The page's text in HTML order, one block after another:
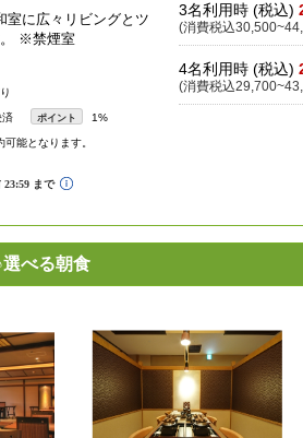
室に広々リビングとツ
。 ※禁煙室
済 ポイント 1%
能となります。
3名利用時 (税込)
(消費税込
4名利用時 (税込)
(消費税込
選べる朝食